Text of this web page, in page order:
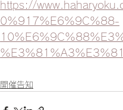
https://
0%917%E6%9C%88-
開催告知